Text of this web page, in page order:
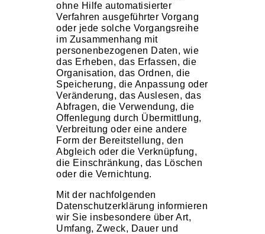
ohne Hilfe automatisierter
Verfahren ausgeführter Vorgang
oder jede solche Vorgangsreihe
im Zusammenhang mit
personenbezogenen Daten, wie
das Erheben, das Erfassen, die
Organisation, das Ordnen, die
Speicherung, die Anpassung oder
Veränderung, das Auslesen, das
Abfragen, die Verwendung, die
Offenlegung durch Übermittlung,
Verbreitung oder eine andere
Form der Bereitstellung, den
Abgleich oder die Verknüpfung,
die Einschränkung, das Löschen
oder die Vernichtung.
Mit der nachfolgenden
Datenschutzerklärung informieren
wir Sie insbesondere über Art,
Umfang, Zweck, Dauer und